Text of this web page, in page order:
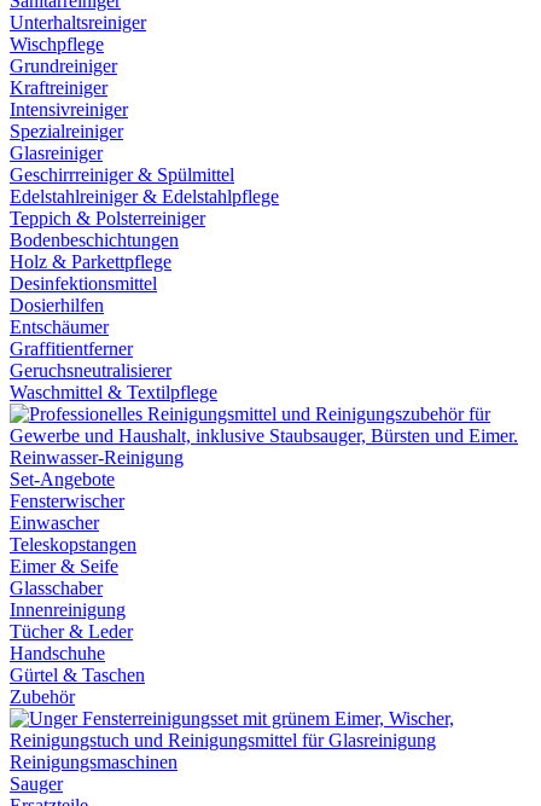
Unterhaltsreiniger
Wischpflege
Grundreiniger
Kraftreiniger
Intensivreiniger
Spezialreiniger
Glasreiniger
Geschirrreiniger & Spülmittel
Edelstahlreiniger & Edelstahlpflege
Teppich & Polsterreiniger
Bodenbeschichtungen
Holz & Parkettpflege
Desinfektionsmittel
Dosierhilfen
Entschäumer
Graffitientferner
Geruchsneutralisierer
Waschmittel & Textilpflege
Reinwasser-Reinigung
Set-Angebote
Fensterwischer
Einwascher
Teleskopstangen
Eimer & Seife
Glasschaber
Innenreinigung
Tücher & Leder
Handschuhe
Gürtel & Taschen
Zubehör
Reinigungsmaschinen
Sauger